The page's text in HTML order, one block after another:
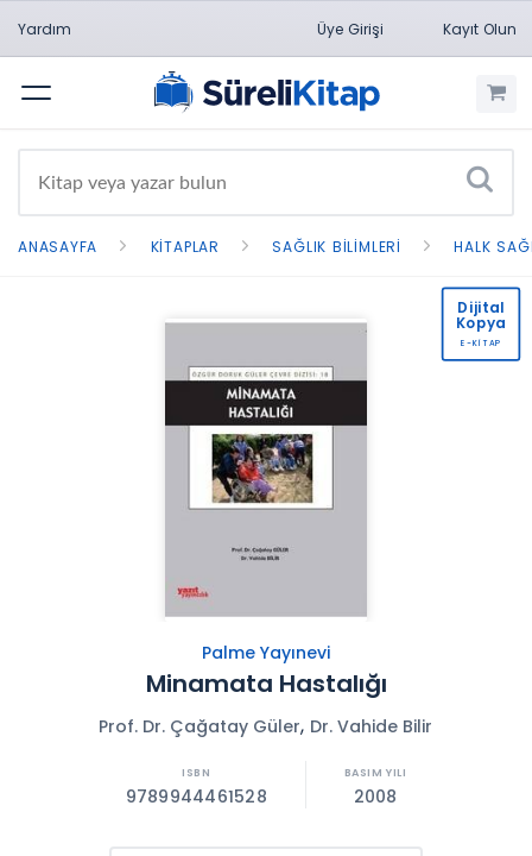
Yardım Üye Girişi Kayıt Olun
Menü
ANASAYFA KITAPLAR SAĞLIK BILIMLERI HALK
Palme Yayınevi
Minamata Hastalığı
Prof. Dr. Çağatay Güler, Dr. Vahide Bilir
9789944461528 2008
Dijital
Kopya
E-KİTAP